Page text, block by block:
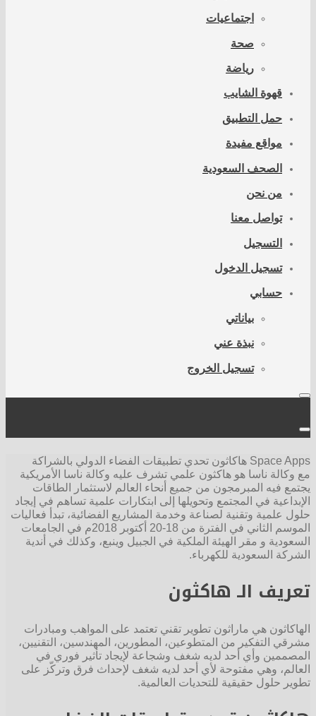
اجتماعيات
صحة
رياضة
قهوة الشايب
حمل التطبيق
مواقع مفيدة
الصحف السعودية
من نحن
تواصل معنا
التسجيل
تسجيل الدخول
حسابي
بياناتي
نبذة عني
تسجيل الخروج
Space Apps هاكاثون تحدي تطبيقات الفضاء الدولي بالشراكة
مع وكالة ناسا هو هاكثون علمي تشرف عليه وكالة ناسا الأمريكية
يجتمع فيه المبرمجون من جميع أنحاء العالم لاستثمار الطاقات
الإبداعية في المجتمع وتحويلها إلى ابتكارات علمية تساهم في إيجاد
حلول علمية وتقنية لصناعة وخدمة المشاريع الفضائية، تبدأ فعاليات
الموسم الثاني في الفترة من 18-20 أكتوبر 2018م في الجامعات
السعودية و مقر الهيئة الملكية في الجبيل وينبع، وكذلك في أندية
الشركة السعودية للكهرباء.
تعريف الـ هاكثون
الهاكاثون هي ماراثون تطوير تقني تعتمد على المواهب ومبادرات
مشرقي التفكير من المتطوعين، المطورين، المهندسين، التقنيين،
المصممين وأي أحد لديه شغف وشجاعة لإيجاد تأثير فوري في
العالم، وهي مفتوحة لأي أحد لديه شغف لإحداث فرق وتركّز على
تطوير حلول حقيقية للتحديات العالمية.